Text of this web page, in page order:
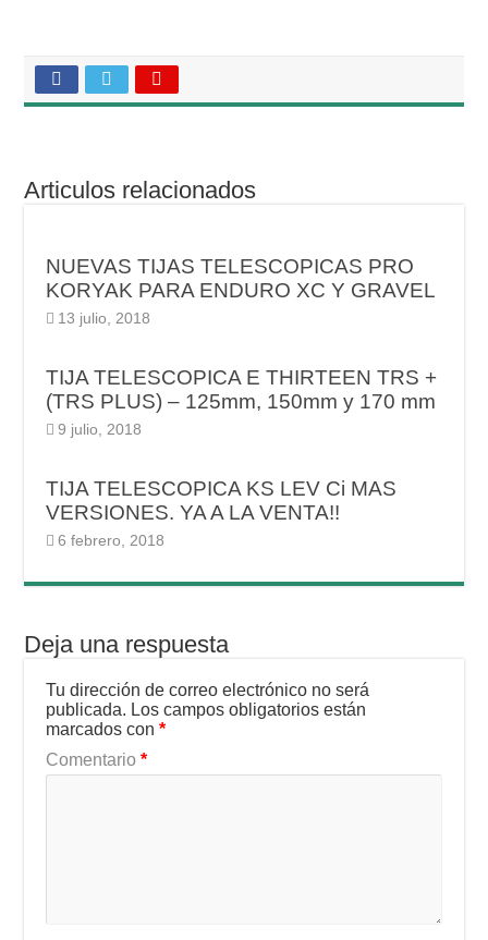
Articulos relacionados
NUEVAS TIJAS TELESCOPICAS PRO
KORYAK PARA ENDURO XC Y GRAVEL
13 julio, 2018
TIJA TELESCOPICA E THIRTEEN TRS +
(TRS PLUS) – 125mm, 150mm y 170 mm
9 julio, 2018
TIJA TELESCOPICA KS LEV Ci MAS
VERSIONES. YA A LA VENTA!!
6 febrero, 2018
Deja una respuesta
Tu dirección de correo electrónico no será
publicada. Los campos obligatorios están
marcados con*
Comentario*